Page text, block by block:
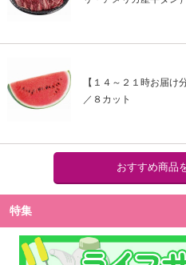
【１４～２１時お届
／８カット
おすすめ商品
特集